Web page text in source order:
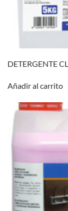
DETERGENTE
Añadir al carrito